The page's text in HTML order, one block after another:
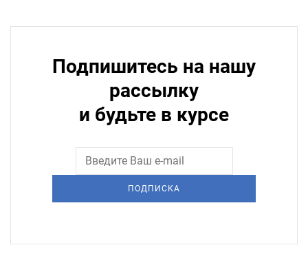
Подпишитесь на нашу
рассылку
и будьте в курсе
ПОДПИСКА